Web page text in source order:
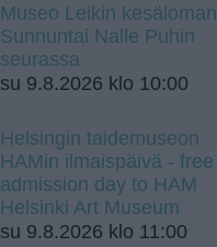
Museo Leikin kesäloman
Sunnuntai Nalle Puhin
seurassa
su 9.8.2026 klo 10:00
Helsingin taidemuseon
HAMin ilmaispäivä - free
admission day to HAM
Helsinki Art Museum
su 9.8.2026 klo 11:00